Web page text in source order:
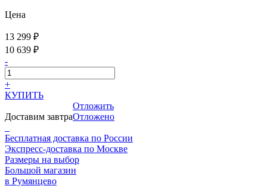
Цена
13 299 ₽
10 639 ₽
-
+
КУПИТЬ
Доставим завтра
Отложить
Отложено
Бесплатная доставка по России
Экспресс-доставка по Москве
Размеры на выбор
Большой магазин
в Румянцево